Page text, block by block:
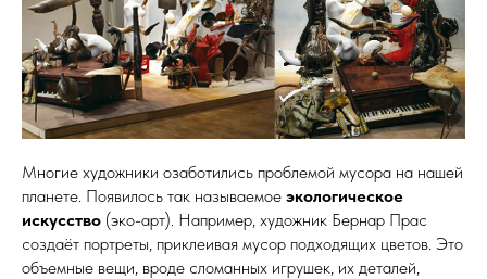
Многие художники озаботились проблемой мусора на нашей
планете. Появилось так называемое экологическое
искусство (эко-арт). Например, художник Бернар Прас
создаёт портреты, приклеивая мусор подходящих цветов. Это
объемные вещи, вроде сломанных игрушек, их деталей,